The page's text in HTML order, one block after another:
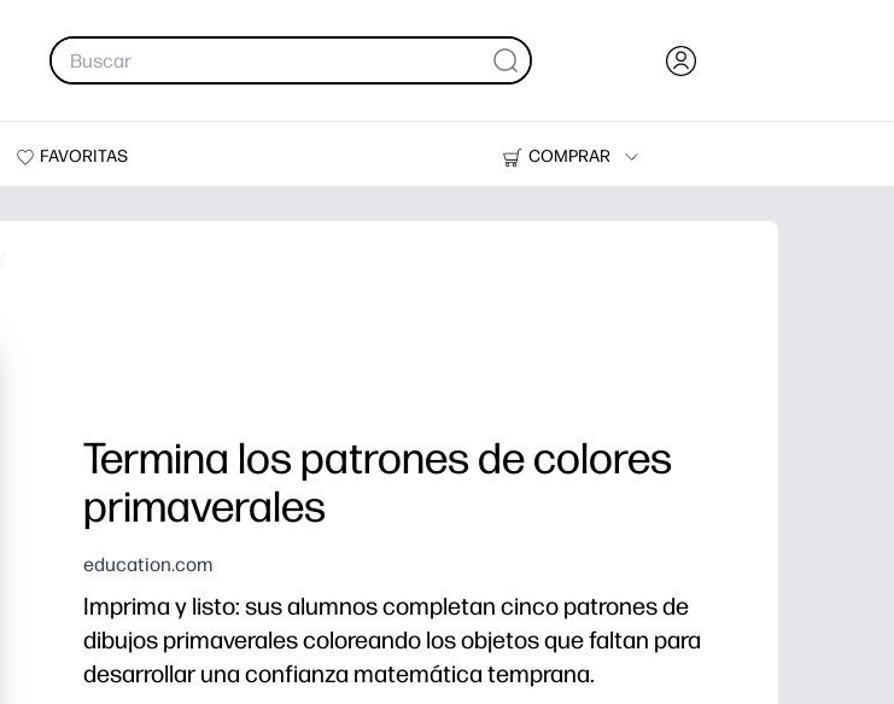
FAVORITAS
COMPRAR
Impresoras
Termina los patrones de colores
primaverales
education.com
Imprima y listo: sus alumnos completan cinco patrones de
dibujos primaverales coloreando los objetos que faltan para
desarrollar una confianza matemática temprana.